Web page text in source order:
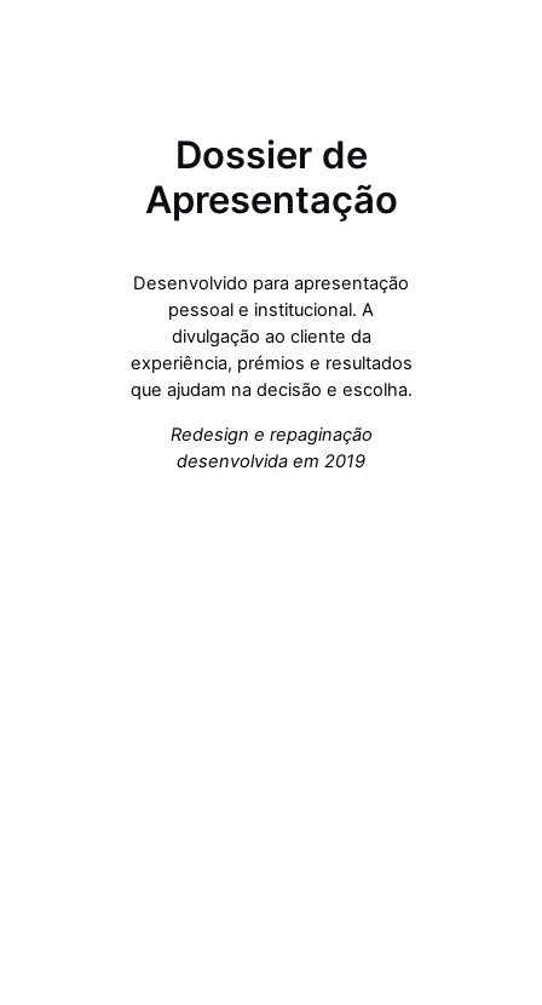
Dossier de
Apresentação
Desenvolvido para apresentação
pessoal e institucional. A
divulgação ao cliente da
experiência, prémios e resultados
que ajudam na decisão e escolha.
Redesign e repaginação
desenvolvida em 2019